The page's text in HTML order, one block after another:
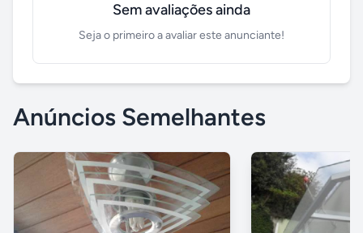
Sem avaliações ainda
Seja o primeiro a avaliar este anunciante!
Anúncios Semelhantes